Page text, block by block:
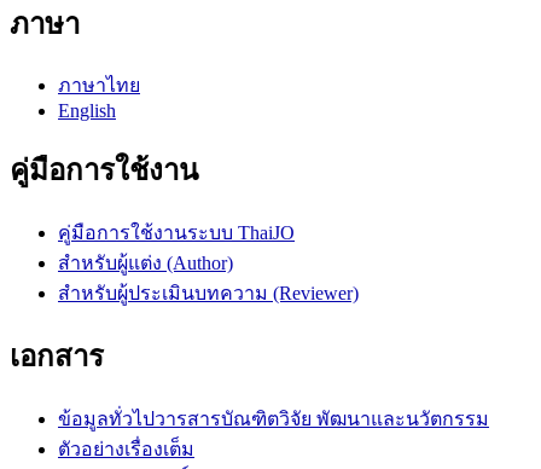
ภาษา
ภาษาไทย
English
คู่มือการใช้งาน
คู่มือการใช้งานระบบ ThaiJO
สำหรับผู้แต่ง (Author)
สำหรับผู้ประเมินบทความ (Reviewer)
เอกสาร
ข้อมูลทั่วไปวารสารบัณฑิตวิจัย พัฒนาและนวัตกรรม
ตัวอย่างเรื่องเต็ม